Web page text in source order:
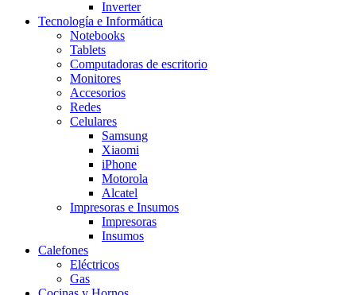
Inverter
Tecnología e Informática
Notebooks
Tablets
Computadoras de escritorio
Monitores
Accesorios
Redes
Celulares
Samsung
Xiaomi
iPhone
Motorola
Alcatel
Impresoras e Insumos
Impresoras
Insumos
Calefones
Eléctricos
Gas